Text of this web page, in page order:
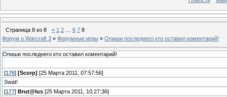
Страница 8 из 8 « 1 2 6 7 8
Форум о Warcraft 3 » Форумные игры » Опиши последнего кто оставил коментарий!
Опиши последнего кто оставил коментарий!
[176] [Scorp] [25 Марта 2011, 07:57:56]
Swat!
[177] Brut@lus [25 Марта 2011, 10:27:36]